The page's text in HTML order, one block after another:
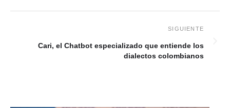
Cari, el Chatbot especializado que entiende los
dialectos colombianos